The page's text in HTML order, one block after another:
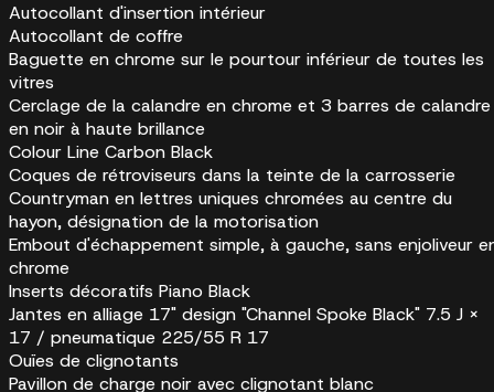
Autocollant d'insertion intérieur
Autocollant de coffre
Baguette en chrome sur le pourtour inférieur de toutes les
vitres
Cerclage de la calandre en chrome et 3 barres de calandre
en noir à haute brillance
Colour Line Carbon Black
Coques de rétroviseurs dans la teinte de la carrosserie
Countryman en lettres uniques chromées au centre du
hayon, désignation de la motorisation
Embout d'échappement simple, à gauche, sans enjoliveur
chrome
Inserts décoratifs Piano Black
Jantes en alliage 17" design "Channel Spoke Black" 7.5 J ×
17 / pneumatique 225/55 R 17
Ouïes de clignotants
Pavillon de charge noir avec clignotant blanc